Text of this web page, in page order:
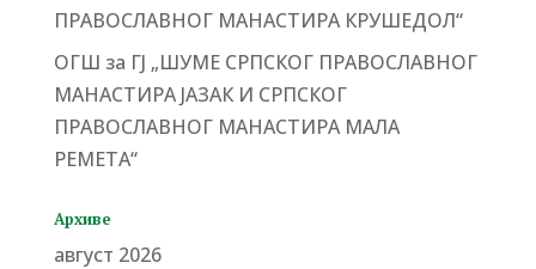
ПРАВОСЛАВНОГ МАНАСТИРА КРУШЕДОЛ“
ОГШ за ГЈ „ШУМЕ СРПСКОГ ПРАВОСЛАВНОГ
МАНАСТИРА ЈАЗАК И СРПСКОГ
ПРАВОСЛАВНОГ МАНАСТИРА МАЛА
РЕМЕТА“
Архиве
август 2026